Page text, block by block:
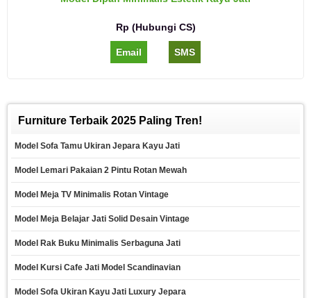
Rp (Hubungi CS)
Email SMS
Furniture Terbaik 2025 Paling Tren!
Model Sofa Tamu Ukiran Jepara Kayu Jati
Model Lemari Pakaian 2 Pintu Rotan Mewah
Model Meja TV Minimalis Rotan Vintage
Model Meja Belajar Jati Solid Desain Vintage
Model Rak Buku Minimalis Serbaguna Jati
Model Kursi Cafe Jati Model Scandinavian
Model Sofa Ukiran Kayu Jati Luxury Jepara